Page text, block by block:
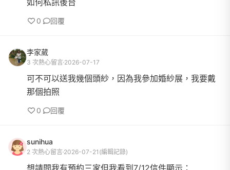
0 回覆
李家葳
3 次熱心留言 2026-07-17
可不可以送我幾個頭紗，因為我參加婚紗展，我要戴
那個拍照
0 回覆
sunihua
2 次熱心留言 2026-07-21 (編輯記錄)
想請問我有預約三家但我看到7/12信件顯示：